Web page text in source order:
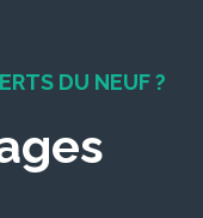
DU NEUF ?